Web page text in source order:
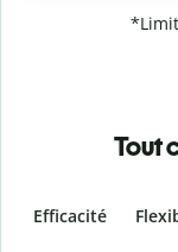
Tout
Efficacité